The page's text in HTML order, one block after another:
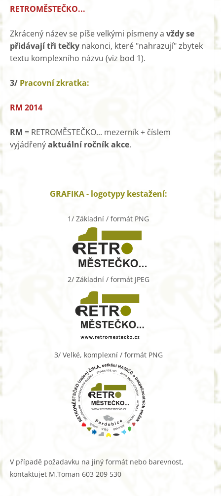
RETROMĚSTEČKO...
Zkrácený název se píše velkými písmeny a vždy se
přidávají tři tečky nakonci, které "nahrazují" zbytek
textu komplexního názvu (viz bod 1).
3/ Pracovní zkratka:
RM 2014
RM = RETROMĚSTEČKO... mezerník + číslem
vyjádřenýaktuální ročník akce.
GRAFIKA - logotypy kestažení:
1/ Základní / formát PNG
2/ Základní / formát JPEG
3/ Velké, komplexní / formát PNG
V případě požadavku na jiný formát nebo barevnost,
kontaktujet M.Toman 603 209 530